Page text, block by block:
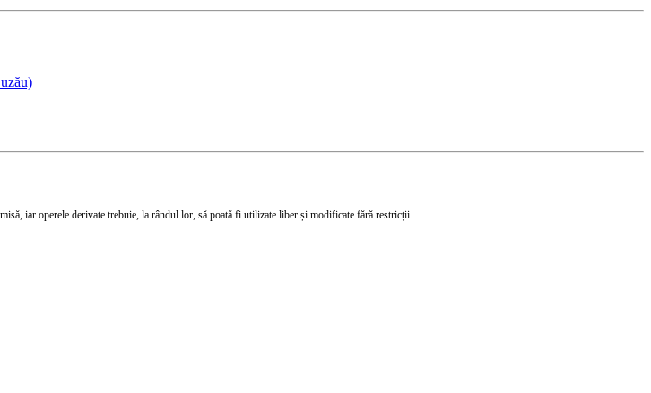
iar operele derivate trebuie, la rândul lor, să poată fi utilizate liber și modificate fără restricții.